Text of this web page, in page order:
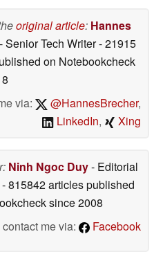
de
original article: Hannes
- Senior Tech Writer- 21915
on Notebookcheck
via:
@HannesBrecher,
LinkedIn, Xing
Ninh Ngoc Duy- Editorial
- 815842 articles published
since 2008
contact me via:
Facebook